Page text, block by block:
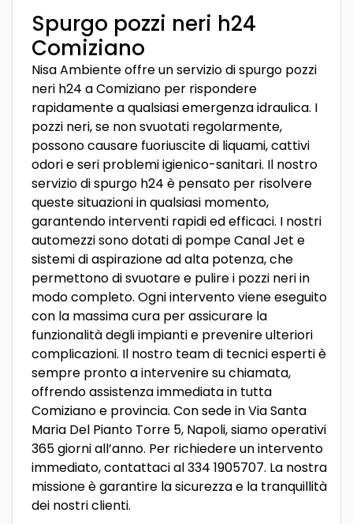
Spurgo pozzi neri h24
Comiziano
Nisa Ambiente offre un servizio di spurgo pozzi
neri h24 a Comiziano per rispondere
rapidamente a qualsiasi emergenza idraulica. I
pozzi neri, se non svuotati regolarmente,
possono causare fuoriuscite di liquami, cattivi
odori e seri problemi igienico-sanitari. Il nostro
servizio di spurgo h24 è pensato per risolvere
queste situazioni in qualsiasi momento,
garantendo interventi rapidi ed efficaci. I nostri
automezzi sono dotati di pompe Canal Jet e
sistemi di aspirazione ad alta potenza, che
permettono di svuotare e pulire i pozzi neri in
modo completo. Ogni intervento viene eseguito
con la massima cura per assicurare la
funzionalità degli impianti e prevenire ulteriori
complicazioni. Il nostro team di tecnici esperti è
sempre pronto a intervenire su chiamata,
offrendo assistenza immediata in tutta
Comiziano e provincia. Con sede in Via Santa
Maria Del Pianto Torre 5, Napoli, siamo operativi
365 giorni all’anno. Per richiedere un intervento
immediato, contattaci al 334 1905707. La nostra
missione è garantire la sicurezza e la tranquillità
dei nostri clienti.